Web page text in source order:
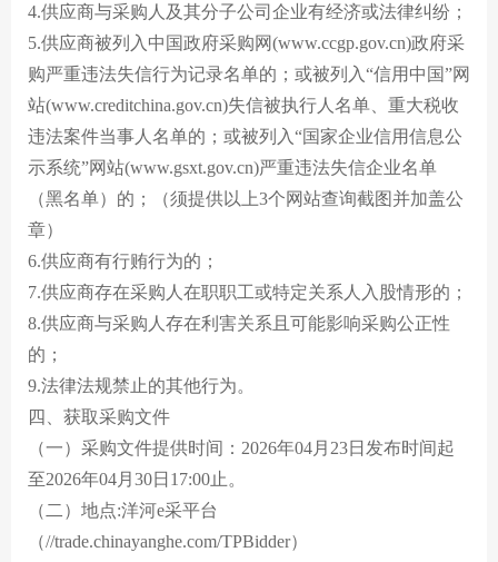
4.供应商与采购人及其分子公司企业有经济或法律纠纷；
5.供应商被列入中国政府采购网(www.ccgp.gov.cn)政府采
购严重违法失信行为记录名单的；或被列入“信用中国”网
站(www.creditchina.gov.cn)失信被执行人名单、重大税收
违法案件当事人名单的；或被列入“国家企业信用信息公
示系统”网站(www.gsxt.gov.cn)严重违法失信企业名单
（黑名单）的；（须提供以上3个网站查询截图并加盖公
章）
6.供应商有行贿行为的；
7.供应商存在采购人在职职工或特定关系人入股情形的；
8.供应商与采购人存在利害关系且可能影响采购公正性
的；
9.法律法规禁止的其他行为。
四、获取采购文件
（一）采购文件提供时间：2026年04月23日发布时间起
至2026年04月30日17:00止。
（二）地点:洋河e采平台
（//trade.chinayanghe.com/TPBidder）